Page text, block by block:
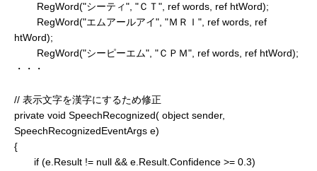
RegWord("シーティ", "ＣＴ", ref words, ref htWord);
RegWord("エムアールアイ", "ＭＲＩ", ref words, ref
htWord);
RegWord("シーピーエム", "ＣＰＭ", ref words, ref htWord);
・・・
// 表示文字を漢字にするため修正
private void SpeechRecognized( object sender,
SpeechRecognizedEventArgs e)
{
if (e.Result != null && e.Result.Confidence >= 0.3)